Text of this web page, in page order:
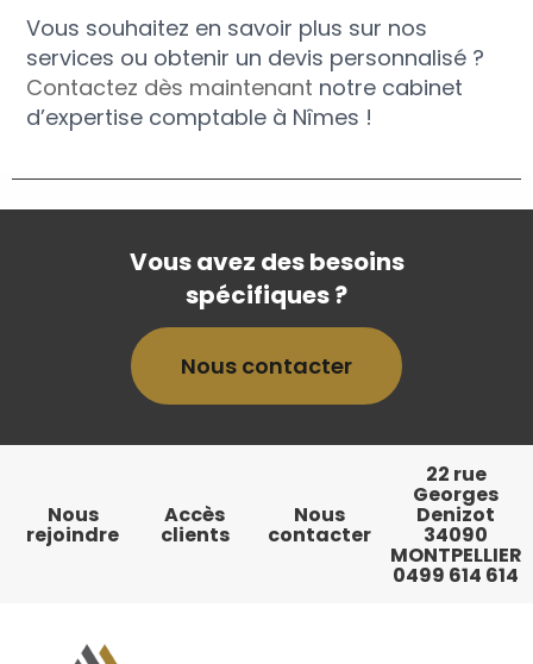
Vous souhaitez en savoir plus sur nos
services ou obtenir un devis personnalisé ?
Contactez dès maintenant notre cabinet
d’expertise comptable à Nîmes !
Vous avez des besoins
spécifiques ?
Nous contacter
Nous
rejoindre
Accès
clients
Nous
contacter
22 rue
Georges
Denizot
34090
MONTPELLIER
0499 614 614